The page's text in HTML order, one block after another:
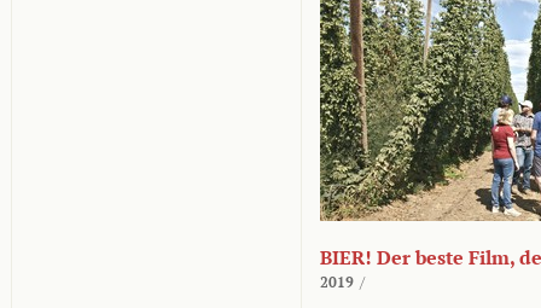
BIER! Der beste Film,
2019 /